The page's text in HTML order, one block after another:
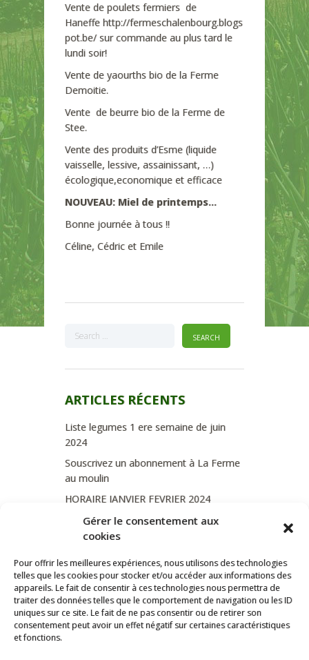
Gérer le consentement aux
cookies
Pour offrir les meilleures expériences, nous utilisons des technologies
telles que les cookies pour stocker et/ou accéder aux informations des
appareils. Le fait de consentir à ces technologies nous permettra de
traiter des données telles que le comportement de navigation ou les ID
uniques sur ce site. Le fait de ne pas consentir ou de retirer son
consentement peut avoir un effet négatif sur certaines caractéristiques
et fonctions.
Vente de poulets fermiers de
Haneffe http://fermeschalenbourg.blogs
pot.be/ sur commande au plus tard le
lundi soir!
Vente de yaourths bio de la Ferme
Demoitie.
Vente de beurre bio de la Ferme de
Stee.
Vente des produits d’Esme (liquide
vaisselle, lessive, assainissant, …)
écologique,economique et efficace
NOUVEAU: Miel de printemps…
Bonne journée à tous !!
Céline, Cédric et Emile
ARTICLES RÉCENTS
Liste legumes 1 ere semaine de juin
2024
Souscrivez un abonnement à La Ferme
au moulin
HORAIRE JANVIER FEVRIER 2024
Soutien de La Province de Liège
JOURNEE PORTES OUVERTES
CATÉGORIES